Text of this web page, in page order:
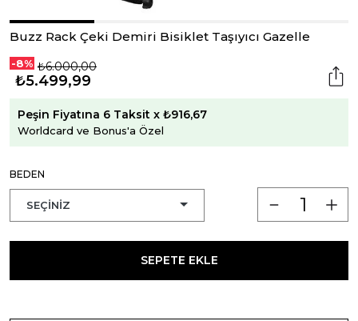
Buzz Rack Çeki Demiri Bisiklet Taşıyıcı Gazelle
-8% ₺6.000,00
₺5.499,99
Peşin Fiyatına 6 Taksit x ₺916,67
Worldcard ve Bonus'a Özel
BEDEN
SEPETE EKLE